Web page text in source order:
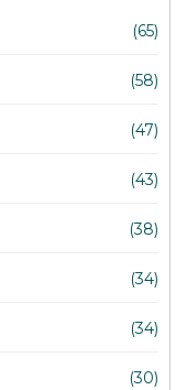
(65)
(58)
(47)
(43)
(38)
(34)
(34)
(30)